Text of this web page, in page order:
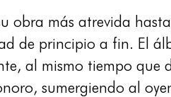
obra más atrevida
de principio a fin. El
al mismo tiempo que
sumergiendo al